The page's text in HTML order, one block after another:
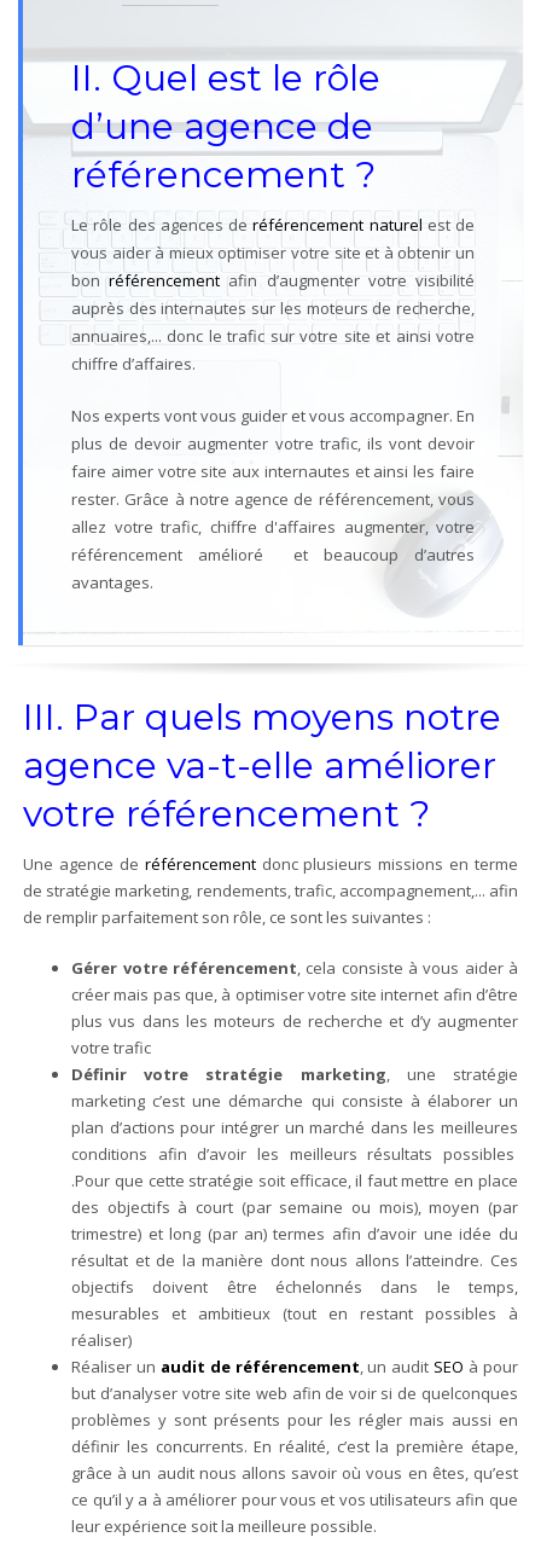
II. Quel est le rôle
d’une agence de
référencement ?
Le rôle des agences deréférencement naturel est de
vous aider à mieux optimiser votre site et à obtenir un
bonréférencement afin d’augmenter votre visibilité
auprès des internautes sur les moteurs de recherche,
annuaires,... donc le trafic sur votre site et ainsi votre
chiffre d’affaires.
Nos experts vont vous guider et vous accompagner. En
plus de devoir augmenter votre trafic, ils vont devoir
faire aimer votre site aux internautes et ainsi les faire
rester. Grâce à notre agence de référencement, vous
allez votre trafic, chiffre d'affaires augmenter, votre
référencement amélioré et beaucoup d’autres
avantages.
III. Par quels moyens notre
agence va-t-elle améliorer
votre référencement ?
Une agence de référencementdonc plusieurs missions en terme
de stratégie marketing, rendements, trafic, accompagnement,... afin
de remplir parfaitement son rôle, ce sont les suivantes :
Gérer votre référencement, cela consiste à vous aider à
créer mais pas que, à optimiser votre site internet afin d’être
plus vus dans les moteurs de recherche et d’y augmenter
votre trafic
Définir votre stratégie marketing, une stratégie
marketing c’est une démarche qui consiste à élaborer un
plan d’actions pour intégrer un marché dans les meilleures
conditions afin d’avoir les meilleurs résultats possibles
.Pour que cette stratégie soit efficace, il faut mettre en place
des objectifs à court (par semaine ou mois), moyen (par
trimestre) et long (par an) termes afin d’avoir une idée du
résultat et de la manière dont nous allons l’atteindre. Ces
objectifs doivent être échelonnés dans le temps,
mesurables et ambitieux (tout en restant possibles à
réaliser)
Réaliser un audit de référencement, un audit SEO à pour
but d’analyser votre site web afin de voir si de quelconques
problèmes y sont présents pour les régler mais aussi en
définir les concurrents. En réalité, c’est la première étape,
grâce à un audit nous allons savoir où vous en êtes, qu’est
ce qu’il y a à améliorer pour vous et vos utilisateurs afin que
leur expérience soit la meilleure possible.